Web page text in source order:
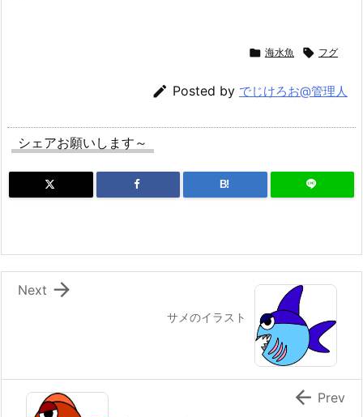
 海水魚  フグ
 Posted by でじけろお@管理人
シェアお願いします～
B!
サメのイラスト

Next
 Prev